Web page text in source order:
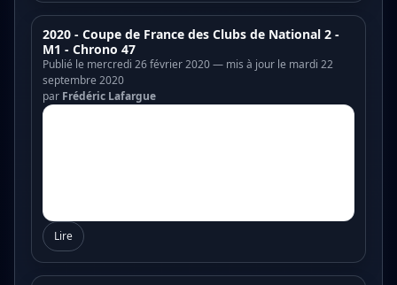
2020 - Coupe de France des Clubs de National 2 -
M1 - Chrono 47
Publié le mercredi 26 février 2020 — mis à jour le mardi 22
septembre 2020
par Frédéric Lafargue
Lire